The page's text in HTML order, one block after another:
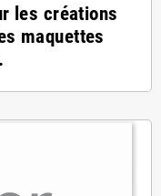
les créations
maquettes